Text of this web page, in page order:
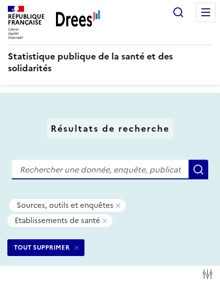
Aller
au
contenu
principal
RÉPUBLIQUE
FRANÇAISE
Statistique publique de la santé et des
solidarités
Résultats de recherche
Recherche
Tous
les
filtres
Sources, outils et enquêtes
Etablissements de santé
TOUT SUPPRIMER